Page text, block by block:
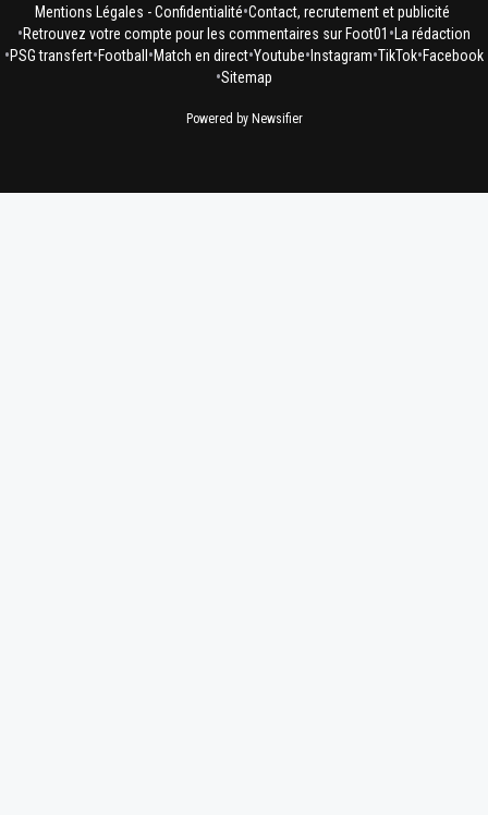
Mentions Légales - Confidentialité•Contact, recrutement et publicité
•Retrouvez votre compte pour les commentaires sur Foot01 •La rédaction
•PSG transfert•Football •Match en direct•Youtube• Instagram•TikTok•Facebook
•Sitemap
Powered by Newsifier